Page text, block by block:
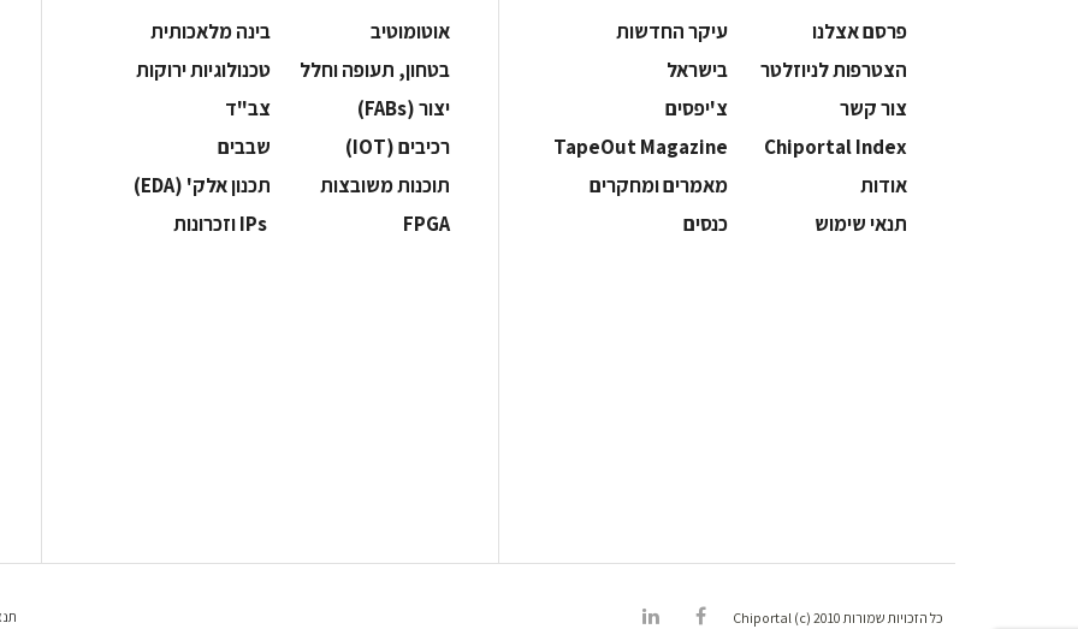
פרסם אצלנו
עיקר החדשות
הצטרפות לניוזלטר
בישראל
צור קשר
צ'יפסים
Chiportal Index
TapeOut Magazine
אודות
מאמרים ומחקרים
תנאי שימוש
כנסים
אוטומוטיב
בינה מלאכותית
בטחון, תעופה וחלל
‫טכנולוגיות ירוקות‬
‫יצור (‪(FABs‬‬
‫צב"ד‬
‫רכיבים‬ (IOT)
‫שבבים‬
‫תוכנות משובצות‬
‫תכנון אלק' (‪(EDA‬‬
‫‪FPGA‬‬
‫ ‪וזכרונות IPs‬‬
כל הזכויות שמורות Chiportal (c) 2010